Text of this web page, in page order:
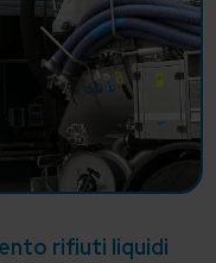
rifiuti liquidi